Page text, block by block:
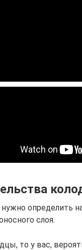
определить
слоя.
то у вас,